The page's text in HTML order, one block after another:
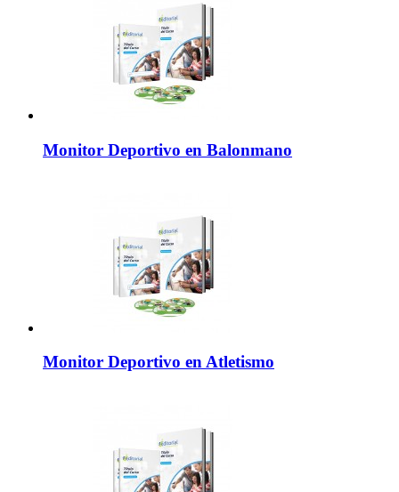
Monitor Deportivo en Balonmano
Monitor Deportivo en Atletismo